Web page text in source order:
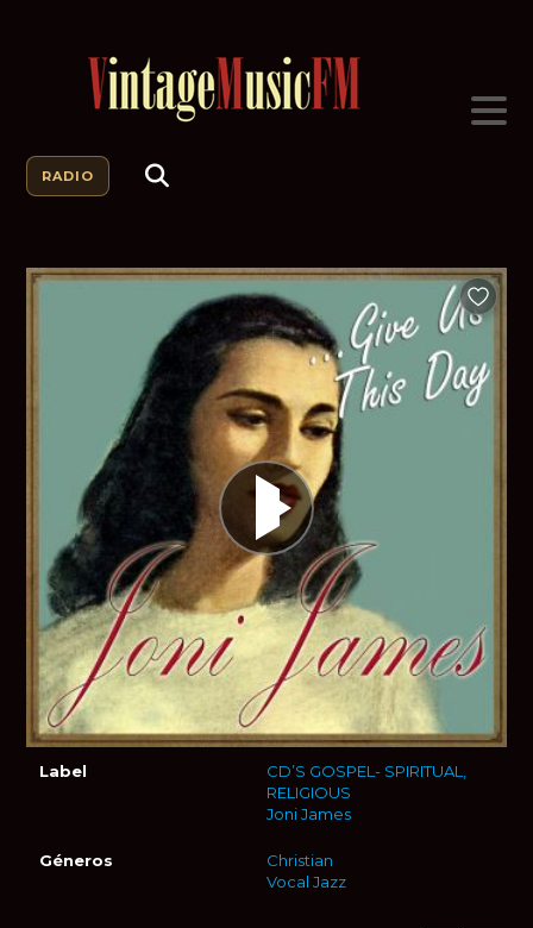
RADIO
Añadir
Label
CD’S GOSPEL- SPIRITUAL,
RELIGIOUS
Joni James
Géneros
Christian
Vocal Jazz